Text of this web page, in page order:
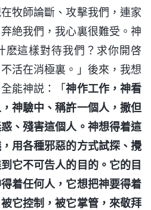
在牧師論斷、攻擊我們，連家
絶我們，我心裏很難受。神
麽這樣對待我們？求你開啓
活在消極裏。」後來，我想
能神説：「神作工作，神看
神驗中、稱許一個人，撒但
、殘害這個人。神想得着這
用各種邪惡的方式試探、攪
它不可告人的目的。它的目
着任何人，它想把神要得着
它控制，被它掌管，來敬拜